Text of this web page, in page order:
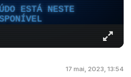
ESTÁ NESTE
17 mai, 2023, 13:54